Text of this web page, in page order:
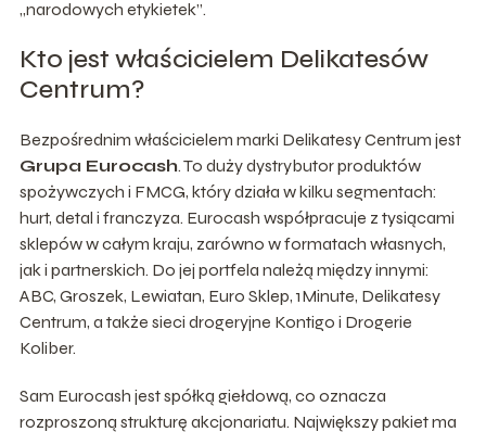
„narodowych etykietek”.
Kto jest właścicielem Delikatesów
Centrum?
Bezpośrednim właścicielem marki Delikatesy Centrum jest
Grupa Eurocash. To duży dystrybutor produktów
spożywczych i FMCG, który działa w kilku segmentach:
hurt, detal i franczyza. Eurocash współpracuje z tysiącami
sklepów w całym kraju, zarówno w formatach własnych,
jak i partnerskich. Do jej portfela należą między innymi:
ABC, Groszek, Lewiatan, Euro Sklep, 1Minute, Delikatesy
Centrum, a także sieci drogeryjne Kontigo i Drogerie
Koliber.
Sam Eurocash jest spółką giełdową, co oznacza
rozproszoną strukturę akcjonariatu. Największy pakiet ma